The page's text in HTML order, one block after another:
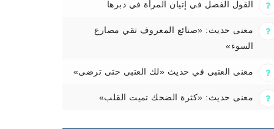
القول الفصل في إتيان المرأة في دبرها
معنى حديث: «صنائع المعروف تقي مصارع
السوء»
معنى العتبى في حديث «لك العتبى حتى ترضى»
معنى حديث: «كثرة الضحك تميت القلب»